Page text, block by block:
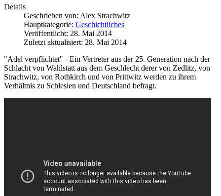
Details
Geschrieben von: Alex Strachwitz
Hauptkategorie: Geschichtliches
Veröffentlicht: 28. Mai 2014
Zuletzt aktualisiert: 28. Mai 2014
"Adel verpflichtet" - Ein Vertreter aus der 25. Generation nach der
Schlacht von Wahlstatt aus dem Geschlecht derer von Zedlitz, von
Strachwitz, von Rothkirch und von Prittwitz werden zu ihrem
Verhältnis zu Schlesien und Deutschland befragt.